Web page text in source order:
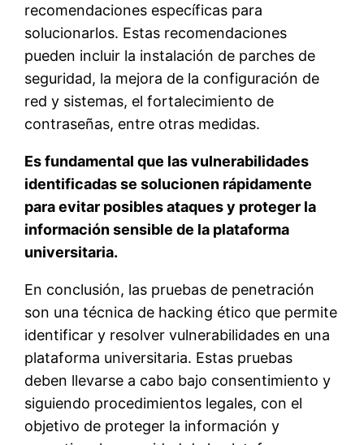
recomendaciones específicas para
solucionarlos. Estas recomendaciones
pueden incluir la instalación de parches de
seguridad, la mejora de la configuración de
red y sistemas, el fortalecimiento de
contraseñas, entre otras medidas.
Es fundamental que las vulnerabilidades
identificadas se solucionen rápidamente
para evitar posibles ataques y proteger la
información sensible de la plataforma
universitaria.
En conclusión, las pruebas de penetración
son una técnica de hacking ético que permite
identificar y resolver vulnerabilidades en una
plataforma universitaria. Estas pruebas
deben llevarse a cabo bajo consentimiento y
siguiendo procedimientos legales, con el
objetivo de proteger la información y